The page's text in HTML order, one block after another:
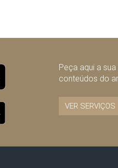
Peça aqui a
conteúdos do
VER SERVIÇOS